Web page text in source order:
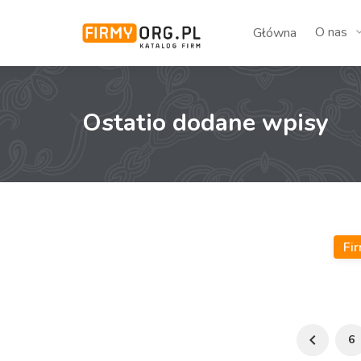
Główna O nas
Ostatio dodane wpisy
6